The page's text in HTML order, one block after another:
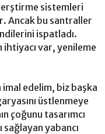
sistemleri
Ancak bu santraller
ispatladı.
ihtiyacı var, yenileme
edelim, biz başka
üstlenmeye
çoğunu tasarımcı
yabancı